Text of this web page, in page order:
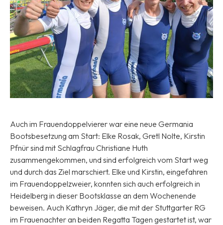
Auch im Frauendoppelvierer war eine neue Germania
Bootsbesetzung am Start: Elke Rosak, Gretl Nolte, Kirstin
Pfnür sind mit Schlagfrau Christiane Huth
zusammengekommen, und sind erfolgreich vom Start weg
und durch das Ziel marschiert. Elke und Kirstin, eingefahren
im Frauendoppelzweier, konnten sich auch erfolgreich in
Heidelberg in dieser Bootsklasse an dem Wochenende
beweisen. Auch Kathryn Jäger, die mit der Stuttgarter RG
im Frauenachter an beiden Regatta Tagen gestartet ist, war